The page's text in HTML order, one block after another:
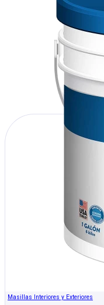
Masillas Interiores y Exteriores